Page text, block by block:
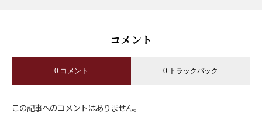
コメント
0 コメント 0 トラックバック
この記事へのコメントはありません。